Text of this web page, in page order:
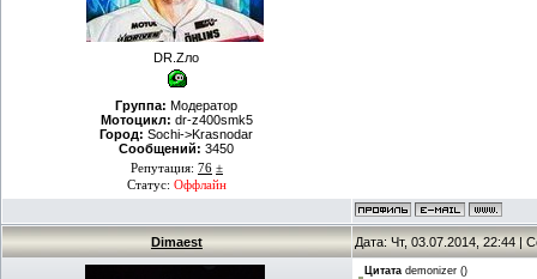
DR.Zло
Группа: Модератор
Мотоцикл: dr-z400smk5
Город: Sochi->Krasnodar
Сообщений: 3450
Репутация: 76 ±
Статус: Оффлайн
Dimaest Дата: Чт, 03.07.2014, 22:44 |
Цитата demonizer ()